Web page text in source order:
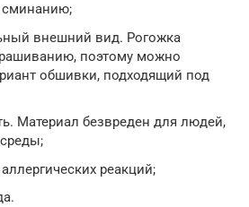
внешний вид. Рогожка
поэтому можно
обшивки, подходящий под
Материал безвреден для людей,
реакций;